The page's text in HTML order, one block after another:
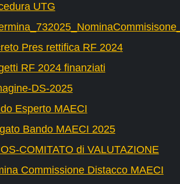
UTG
Pres rettifica RF 2024
RF 2024 finanziati
DS-2025
Esperto MAECI
Bando MAECI 2025
COMITATO di VALUTAZIONE
Commissione Distacco MAECI